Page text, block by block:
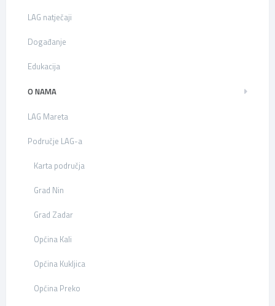
LAG natječaji
Događanje
Edukacija
O NAMA
LAG Mareta
Područje LAG-a
Karta područja
Grad Nin
Grad Zadar
Općina Kali
Općina Kukljica
Općina Preko